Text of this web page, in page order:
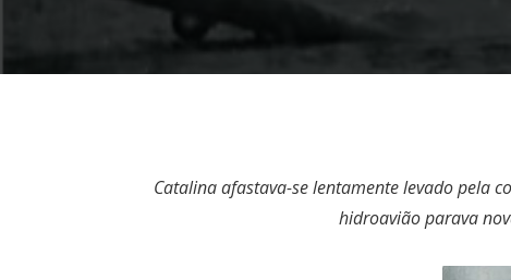
Catalina afastava-se lentamente levado pela
hidroavião parava